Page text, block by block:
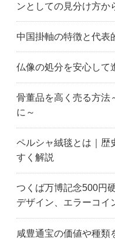
ンとしての見分け方か
中国掛軸の特徴と代表
仏像の処分を安心して
骨董品を高く売る方法
に～
ペルシャ絨毯とは｜歴
すく解説
つくば万博記念500円
デザイン、エラーコイ
咸豊通宝の価値や種類